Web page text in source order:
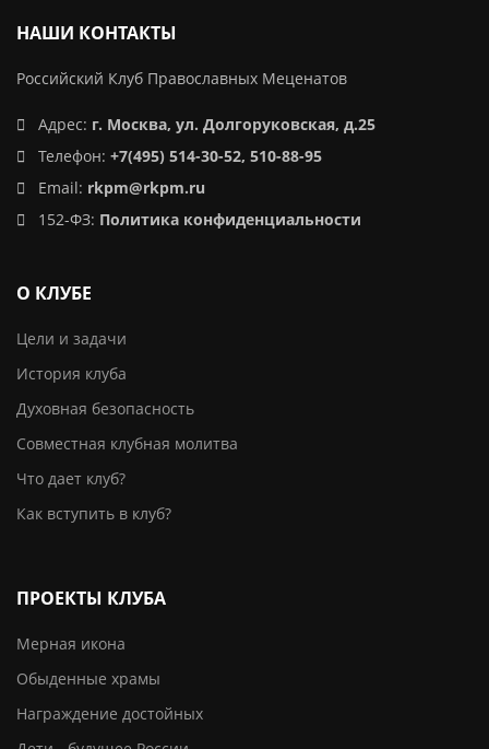
НАШИ КОНТАКТЫ
Российский Клуб Православных Меценатов
Адрес: г. Москва, ул. Долгоруковская, д.25
Телефон: +7(495) 514-30-52, 510-88-95
Email: rkpm@rkpm.ru
152-ФЗ: Политика конфиденциальности
О КЛУБЕ
Цели и задачи
История клуба
Духовная безопасность
Совместная клубная молитва
Что дает клуб?
Как вступить в клуб?
ПРОЕКТЫ КЛУБА
Мерная икона
Обыденные храмы
Награждение достойных